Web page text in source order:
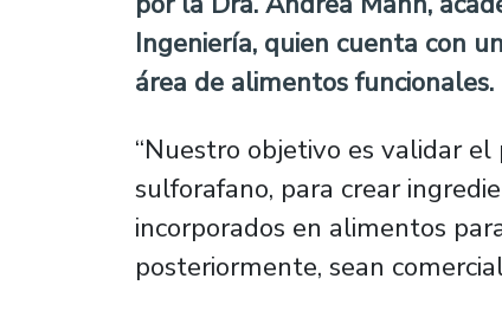
Ingeniería, quien cuenta con
área de alimentos funcionales.
“Nuestro objetivo es validar
sulforafano, para crear
incorporados en alimentos
posteriormente, sean